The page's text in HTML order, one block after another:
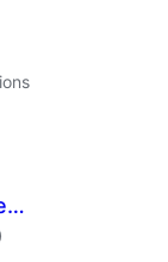
total
)